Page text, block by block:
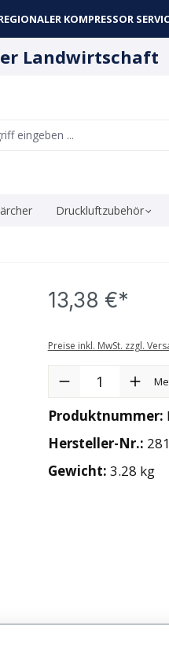
KOMPRESSOR
Landwirtschaft
Druckluftzubehör
13,38 €*
Preise inkl. MwSt. zzgl.
Produkt Anzahl: Gib
Produktnummer:
Hersteller-Nr.:
Gewicht: 3.28 kg